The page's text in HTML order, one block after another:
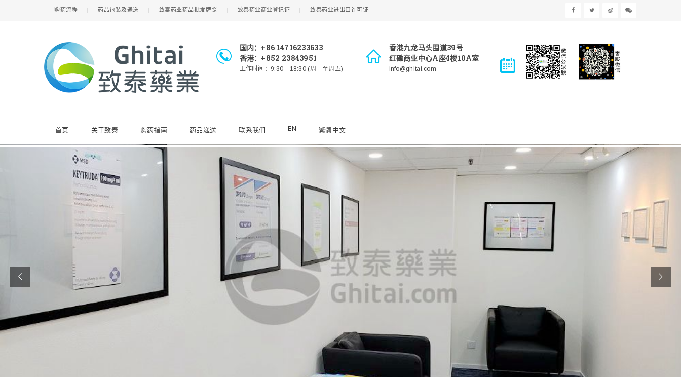
购药流程 药品包装及递送 致泰药业药品批发牌照 致泰药业商业登记证 致泰药业进出口许可证
国内：+86 14716233633
香港：+852 23843951
工作时间：9:30—18:30 (周一至周五)
香港九龙马头围道39号
红磡商业中心A座4楼10A室
info@ghitai.com
首页 关于致泰 购药指南 药品递送 联系我们 EN 繁體中文